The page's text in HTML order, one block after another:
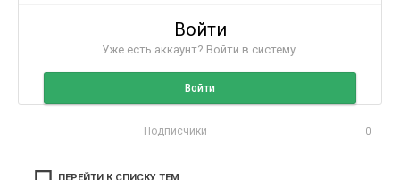
Войти
Уже есть аккаунт? Войти в систему.
Войти
Подписчики 0